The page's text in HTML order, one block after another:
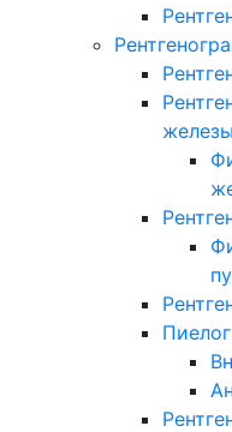
железы